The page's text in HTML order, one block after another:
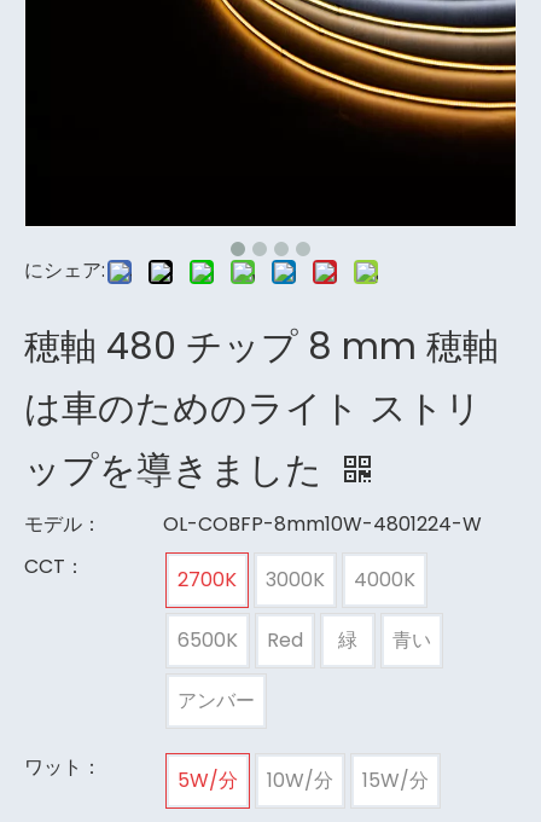
にシェア:
穂軸 480 チップ 8 mm 穂軸
は車のためのライト ストリ
ップを導きました
モデル：
OL-COBFP-8mm10W-4801224-W
CCT：
2700K 3000K 4000K
6500K Red 緑 青い
アンバー
ワット： 5W/分 10W/分 15W/分